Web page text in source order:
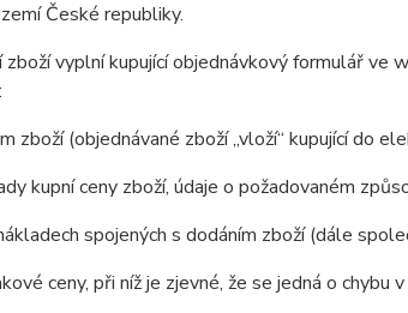
České republiky.
vyplní kupující objednávkový formulář ve
(objednávané zboží „vloží“ kupující do
kupní ceny zboží, údaje o požadovaném
spojených s dodáním zboží (dále
ceny, při níž je zjevné, že se jedná o chybu